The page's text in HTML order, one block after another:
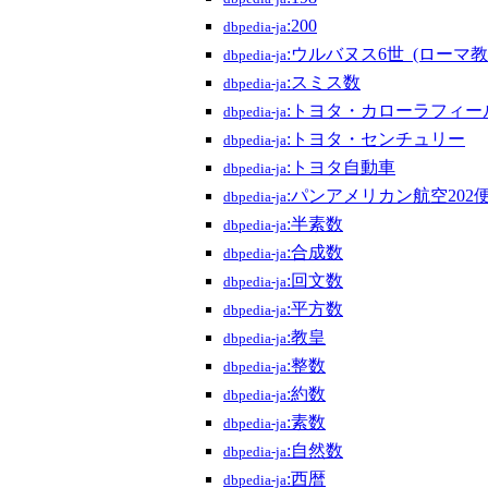
dbpedia-ja:200
dbpedia-ja:ウルバヌス6世_(ローマ
dbpedia-ja:スミス数
dbpedia-ja:トヨタ・カローラフィー
dbpedia-ja:トヨタ・センチュリー
dbpedia-ja:トヨタ自動車
dbpedia-ja:パンアメリカン航空202
dbpedia-ja:半素数
dbpedia-ja:合成数
dbpedia-ja:回文数
dbpedia-ja:平方数
dbpedia-ja:教皇
dbpedia-ja:整数
dbpedia-ja:約数
dbpedia-ja:素数
dbpedia-ja:自然数
dbpedia-ja:西暦